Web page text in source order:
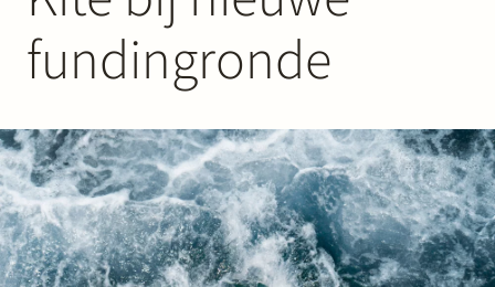
fundingronde
Track record
News & Insights
Contact
Werken bij Stek